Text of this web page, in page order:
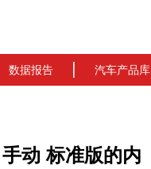
数据报告 汽车产品库
动 标准版的内